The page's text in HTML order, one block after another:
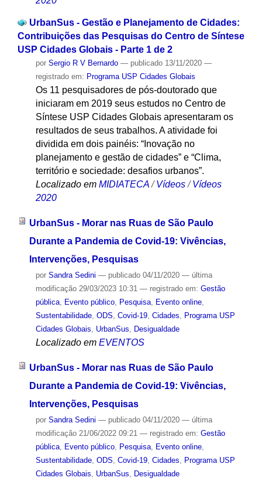
UrbanSus - Gestão e Planejamento de Cidades:
Contribuições das Pesquisas do Centro de Síntese
USP Cidades Globais - Parte 1 de 2
por Sergio R V Bernardo — publicado13/11/2020 —
registrado em: Programa USP Cidades Globais
Os 11 pesquisadores de pós-doutorado que
iniciaram em 2019 seus estudos no Centro de
Síntese USP Cidades Globais apresentaram os
resultados de seus trabalhos. A atividade foi
dividida em dois painéis: “Inovação no
planejamento e gestão de cidades” e “Clima,
território e sociedade: desafios urbanos”.
Localizado em MIDIATECA / Vídeos / Vídeos
2020
UrbanSus - Morar nas Ruas de São Paulo
Durante a Pandemia de Covid-19: Vivências,
Intervenções, Pesquisas
por Sandra Sedini — publicado04/11/2020 — última
modificação29/03/2023 10:31 — registrado em: Gestão
pública, Evento público, Pesquisa, Evento online,
Sustentabilidade, ODS, Covid-19, Cidades, Programa USP
Cidades Globais, UrbanSus, Desigualdade
Localizado em EVENTOS
UrbanSus - Morar nas Ruas de São Paulo
Durante a Pandemia de Covid-19: Vivências,
Intervenções, Pesquisas
por Sandra Sedini — publicado04/11/2020 — última
modificação21/06/2022 09:21 — registrado em: Gestão
pública, Evento público, Pesquisa, Evento online,
Sustentabilidade, ODS Covid-19, Cidades
Programa USP
Cidades Globais
UrbanSus Desigualdade